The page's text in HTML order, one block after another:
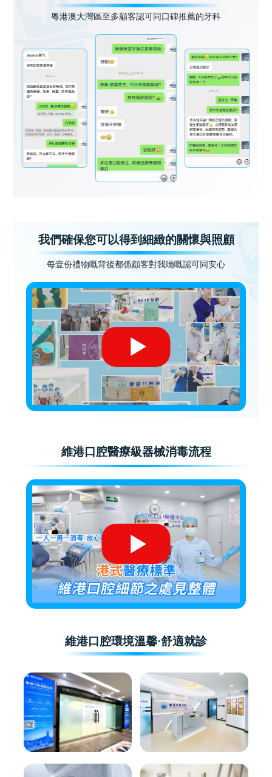
粵港澳大灣區至多顧客認可同口碑推薦的牙科
我們確保您可以得到細緻的關懷與照顧
每壹份禮物嘅背後都係顧客對我哋嘅認可同安心
維港口腔醫療級器械消毒流程
維港口腔環境溫馨·舒適就診